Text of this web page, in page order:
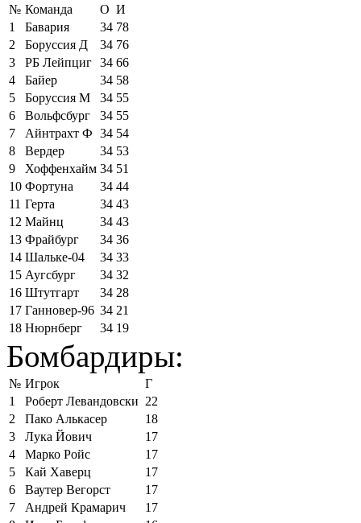
№ Команда О И
1
Бавария 34 78
2
Боруссия Д 34 76
3
РБ Лейпциг 34 66
4
Байер 34 58
5
Боруссия М 34 55
6
Вольфсбург 34 55
7
Айнтрахт Ф 34 54
8
Вердер 34 53
9
Хоффенхайм 34 51
10 Фортуна 34 44
11 Герта 34 43
12 Майнц 34 43
13 Фрайбург 34 36
14 Шальке-04 34 33
15 Аугсбург 34 32
16 Штутгарт 34 28
17 Ганновер-96 34 21
18 Нюрнберг 34 19
Бомбардиры:
№ Игрок
Г
1
Роберт Левандовски 22
2
Пако Алькасер
18
3
Лука Йович
17
4
Марко Ройс
17
5
Кай Хаверц
17
6
Ваутер Вегорст
17
7
Андрей Крамарич
17